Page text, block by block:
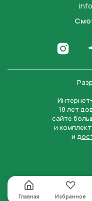
Перейти
18 лет
сайте
и
и
Главная Избранное
Нажимая на кнопку
согласие на обработку
соглашаетесь с